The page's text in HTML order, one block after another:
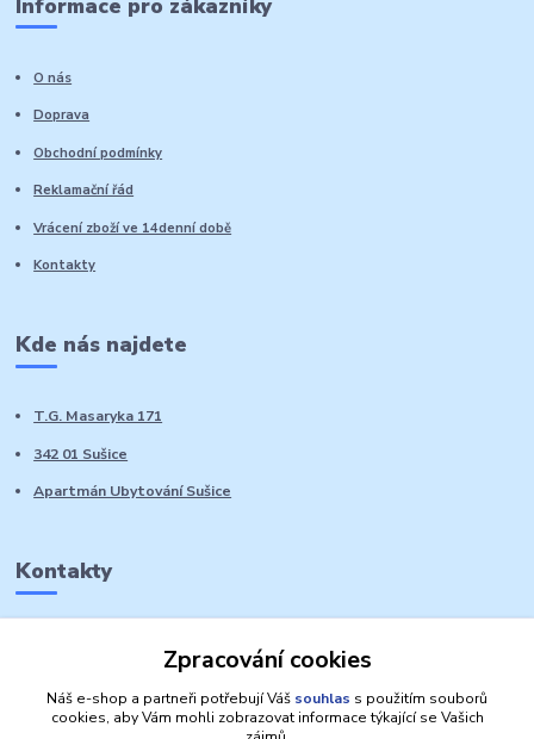
O nás
Doprava
Obchodní podmínky
Reklamační řád
Vrácení zboží ve 14denní době
Kontakty
Kde nás najdete
T.G. Masaryka 171
342 01 Sušice
Apartmán Ubytování Sušice
Kontakty
Zpracování cookies
Náš e-shop a partneři potřebují Váš souhlas s použitím souborů
cookies, aby Vám mohli zobrazovat informace týkající se Vašich